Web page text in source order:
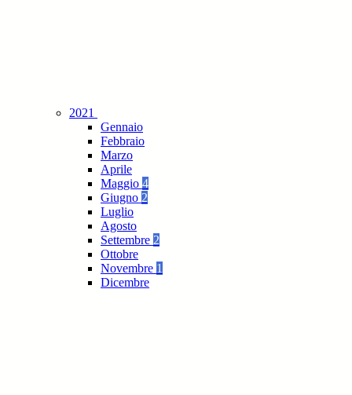
2021
Gennaio
Febbraio
Marzo
Aprile
Maggio 4
Giugno 2
Luglio
Agosto
Settembre 2
Ottobre
Novembre 1
Dicembre